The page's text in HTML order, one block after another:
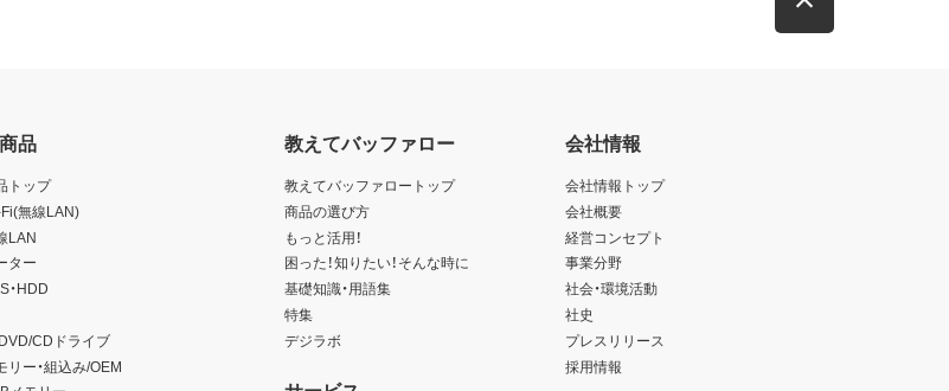
品
トップ
無線LAN)
LAN
ター
・HDD
CDドライブ
ー・組込み/OEM
教えてバッファロー
教えてバッファロートップ
商品の選び方
もっと活用！
困った！知りたい！そんな時に
基礎知識・用語集
特集
デジラボ
会社情報
会社情報トップ
会社概要
経営コンセプト
事業分野
社会・環境活動
社史
プレスリリース
採用情報